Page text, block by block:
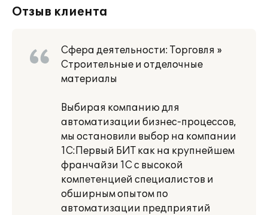
Отзыв клиента
Сфера деятельности: Торговля »
Строительные и отделочные
материалы
Выбирая компанию для
автоматизации бизнес-процессов,
мы остановили выбор на компании
1С:Первый БИТ как на крупнейшем
франчайзи 1C с высокой
компетенцией специалистов и
обширным опытом по
автоматизации предприятий